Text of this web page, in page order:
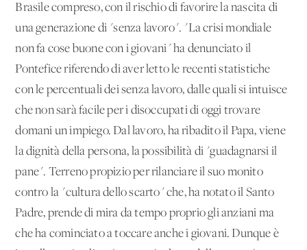
Brasile compreso, con il rischio di favorire la nascita di
una generazione di "senza lavoro". "La crisi mondiale
non fa cose buone con i giovani" ha denunciato il
Pontefice riferendo di aver letto le recenti statistiche
con le percentuali dei senza lavoro, dalle quali si intuisce
che non sarà facile per i disoccupati di oggi trovare
domani un impiego. Dal lavoro, ha ribadito il Papa, viene
la dignità della persona, la possibilità di "guadagnarsi il
pane". Terreno propizio per rilanciare il suo monito
contro la "cultura dello scarto" che, ha notato il Santo
Padre, prende di mira da tempo proprio gli anziani ma
che ha cominciato a toccare anche i giovani. Dunque è